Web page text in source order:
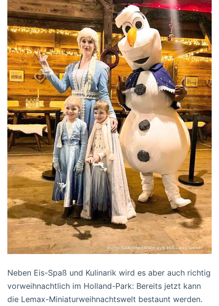
Neben Eis-Spaß und Kulinarik wird es aber auch richtig
vorweihnachtlich im Holland-Park: Bereits jetzt kann
die Lemax-Miniaturweihnachtswelt bestaunt werden.